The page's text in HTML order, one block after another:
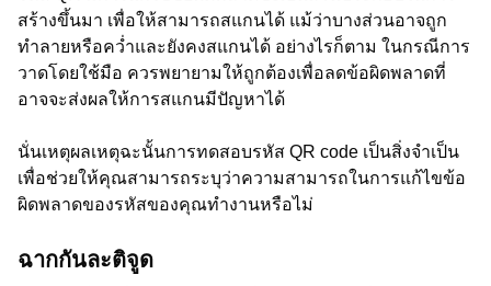
สร้างขึ้นมา เพื่อให้สามารถสแกนได้ แม้ว่าบางส่วนอาจถูก
ทำลายหรือคว่ำและยังคงสแกนได้ อย่างไรก็ตาม ในกรณีการ
วาดโดยใช้มือ ควรพยายามให้ถูกต้องเพื่อลดข้อผิดพลาดที่
อาจจะส่งผลให้การสแกนมีปัญหาได้
นั่นเหตุผลเหตุฉะนั้นการทดสอบรหัส QR code เป็นสิ่งจำเป็น
เพื่อช่วยให้คุณสามารถระบุว่าความสามารถในการแก้ไขข้อ
ผิดพลาดของรหัสของคุณทำงานหรือไม่
ฉากกันละติจูด